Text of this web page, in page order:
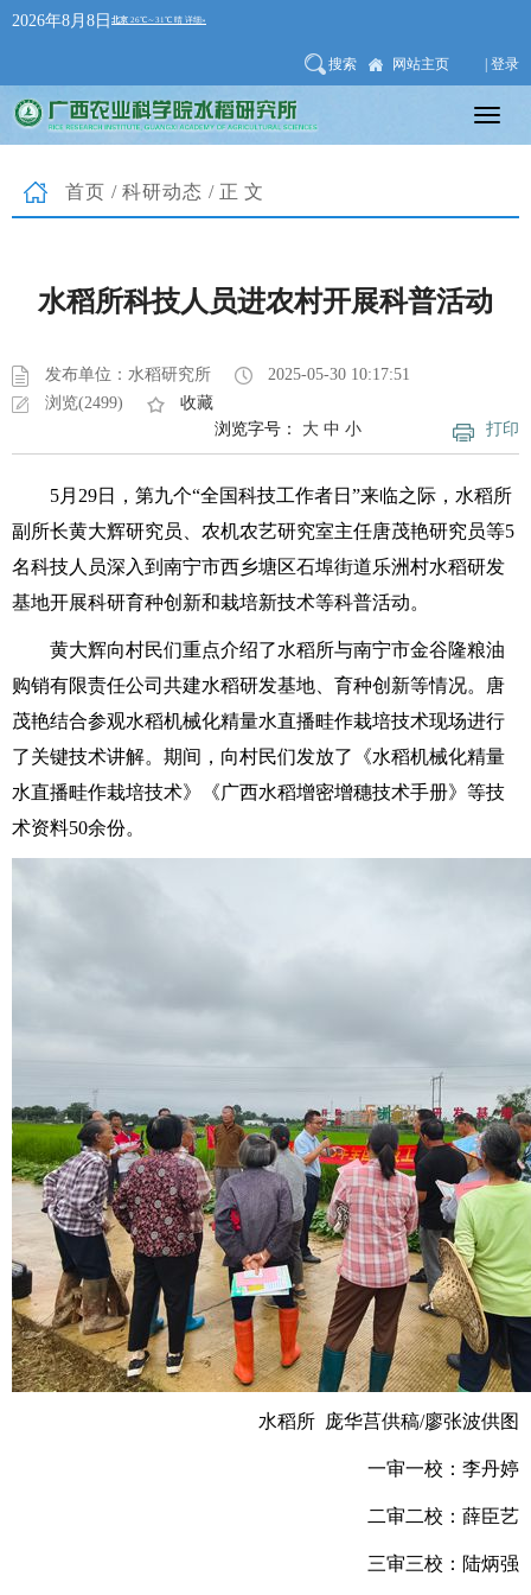
2026年8月8日
搜索 网站主页 | 登录
首页 / 科研动态 /正文
水稻所科技人员进农村开展科普活动
发布单位：水稻研究所
2025-05-30 10:17:51
浏览(2499)
收藏
打印
浏览字号： 大 中 小
5月29日，第九个“全国科技工作者日”来临之际，水稻所
副所长黄大辉研究员、农机农艺研究室主任唐茂艳研究员等5
名科技人员深入到南宁市西乡塘区石埠街道乐洲村水稻研发
基地开展科研育种创新和栽培新技术等科普活动。
黄大辉向村民们重点介绍了水稻所与南宁市金谷隆粮油
购销有限责任公司共建水稻研发基地、育种创新等情况。唐
茂艳结合参观水稻机械化精量水直播畦作栽培技术现场进行
了关键技术讲解。期间，向村民们发放了《水稻机械化精量
水直播畦作栽培技术》《广西水稻增密增穗技术手册》等技
术资料50余份。
水稻所 庞华莒供稿/廖张波供图
一审一校：李丹婷
二审二校：薛臣艺
三审三校：陆炳强